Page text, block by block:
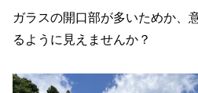
ガラスの開口部が多いためか、
るように見えませんか？